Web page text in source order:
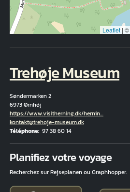
Leaflet | ©
Trehøje Museum
Søndermarken 2
6973 Ørnhøj
Hjemmeside
https://www.visitherning.dk/hernin…
Courriel
kontakt@trehoje-museum.dk
Téléphone 97 38 60 14
Planifiez votre voyage
Recherchez sur Rejseplanen ou Graphhopper.